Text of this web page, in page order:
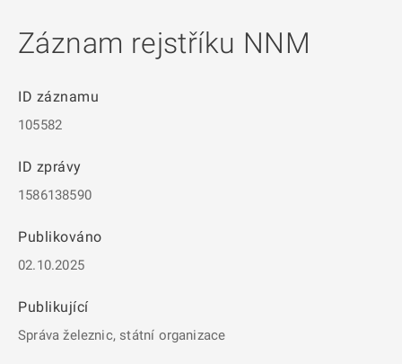
Záznam rejstříku NNM
ID záznamu
105582
ID zprávy
1586138590
Publikováno
02.10.2025
Publikující
Správa železnic, státní organizace